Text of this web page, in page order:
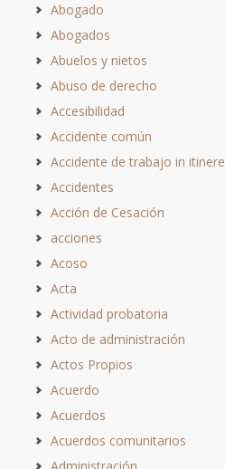
Abogado
Abogados
Abuelos y nietos
Abuso de derecho
Accesibilidad
Accidente común
Accidente de trabajo in itinere
Accidentes
Acción de Cesación
acciones
Acoso
Acta
Actividad probatoria
Acto de administración
Actos Propios
Acuerdo
Acuerdos
Acuerdos comunitarios